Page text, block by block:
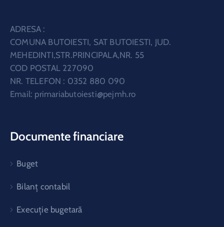
ADRESA :
COMUNA BUTOIESTI, SAT BUTOIESTI, JUD.
MEHEDINTI,STR.PRINCIPALA,NR. 55
COD POSTAL 227090
NR. TELEFON : 0352 880 090
Email: primariabutoiesti@pejmh.ro
Documente financiare
Buget
Bilanț contabil
Execuție bugetară